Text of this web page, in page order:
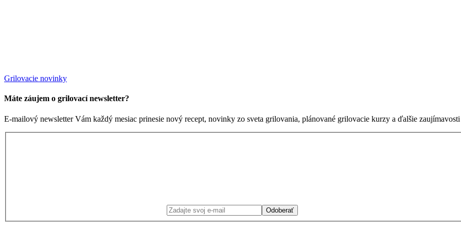
Grilovacie novinky
Máte záujem o grilovací newsletter?
E-mailový newsletter Vám každý mesiac prinesie nový recept, novinky zo sveta grilovania, plánované grilovacie kurzy a ďalšie
Odoberať